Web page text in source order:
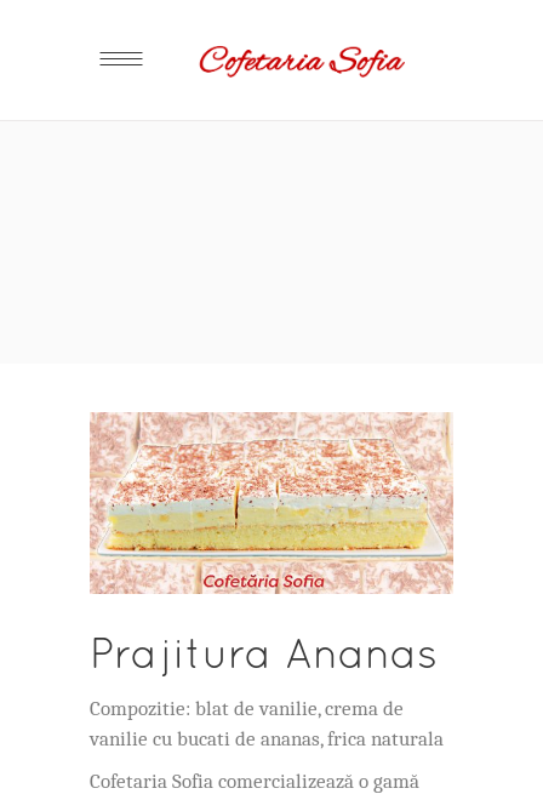
Prajitura Ananas
Compozitie: blat de vanilie, crema de
vanilie cu bucati de ananas, frica naturala
Cofetaria Sofia comercializează o gamă